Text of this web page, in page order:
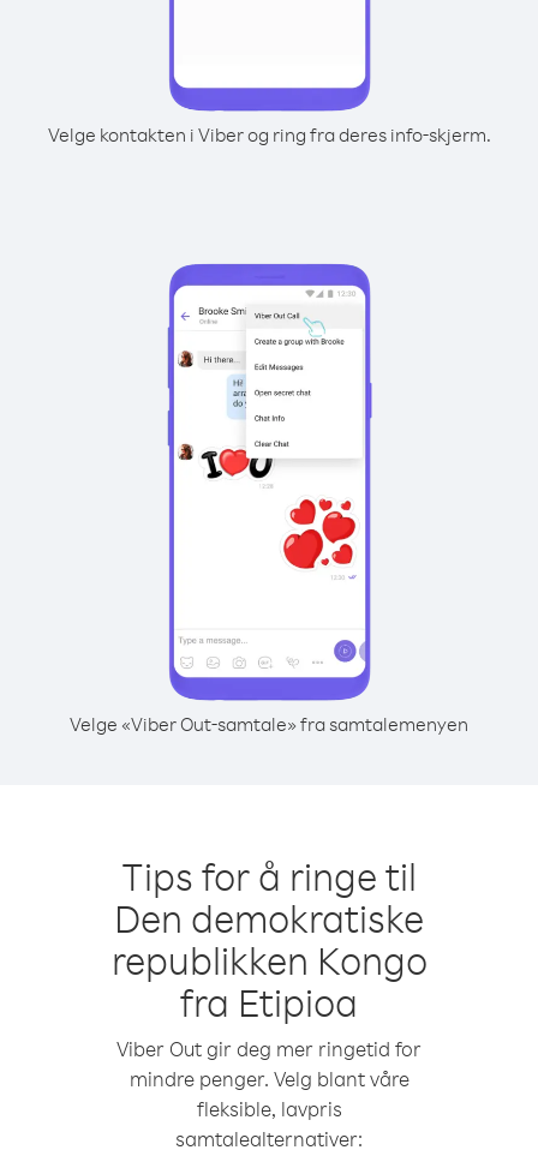
Velge kontakten i Viber og ring fra deres info-skjerm.
Velge «Viber Out-samtale» fra samtalemenyen
Tips for å ringe til
Den demokratiske
republikken Kongo
fra Etipioa
Viber Out gir deg mer ringetid for
mindre penger. Velg blant våre
fleksible, lavpris
samtalealternativer: